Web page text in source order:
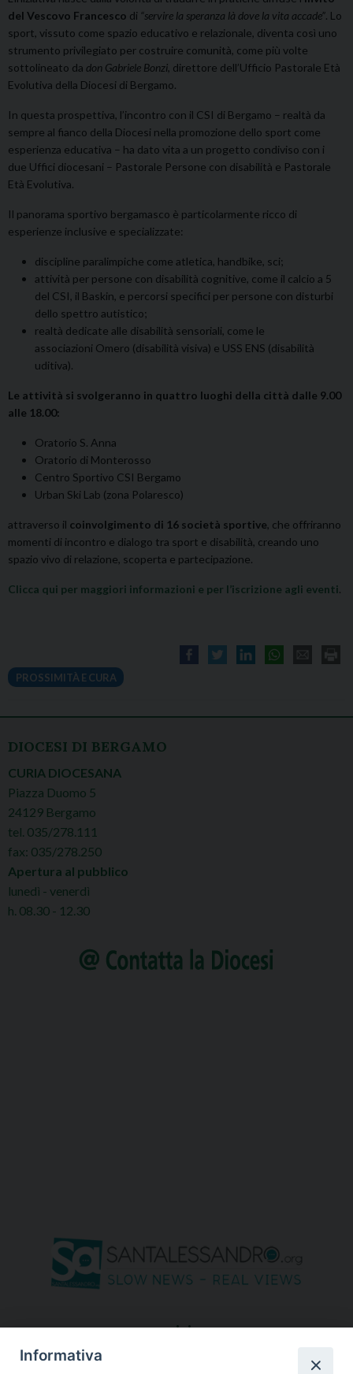
del Vescovo Francesco di “servire la speranza là dove la vita accade”. Lo
sport, vissuto come spazio educativo e relazionale, diventa così uno
strumento privilegiato per costruire comunità, come più volte
sottolineato da don Gabriele Bonzi , direttore dell’Ufficio Pastorale Età
Evolutiva della Diocesi di Bergamo.
In questa prospettiva, l’incontro con il CSI di Bergamo – realtà da
sempre al fianco della Diocesi nella promozione dello sport come
esperienza educativa – ha dato vita a un progetto condiviso con i
due Uffici diocesani – Pastorale Persone con disabilità e Pastorale
Età Evolutiva.
Il panorama sportivo bergamasco è particolarmente ricco di
esperienze inclusive e specializzate:
discipline paralimpiche come atletica, handbike, sci;
attività per persone con disabilità cognitive, come il calcio a 5
del CSI, il Baskin, e percorsi specifici per persone con disturbi
dello spettro autistico;
realtà dedicate alle disabilità sensoriali, come le
associazioni Omero (disabilità visiva) e USS ENS (disabilità
uditiva).
Le attività si svolgeranno in quattro luoghi della città dalle 9.00
alle 18.00:
Oratorio S. Anna
Oratorio di Monterosso
Centro Sportivo CSI Bergamo
Urban Ski Lab (zona Polaresco)
attraverso il coinvolgimento di 16 società sportive , che offriranno
momenti di incontro e dialogo tra sport e disabilità, creando uno
spazio vivo di relazione, scoperta e partecipazione.
Clicca qui per maggiori informazioni e per l’iscrizione agli eventi.
PROSSIMITÀ E CURA
DIOCESI DI BERGAMO
CURIA DIOCESANA
Piazza Duomo 5
24129 Bergamo
tel. 035/278.111
fax: 035/278.250
Apertura al pubblico
lunedì - venerdì
h. 08.30 - 12.30
seguici su
Informativa